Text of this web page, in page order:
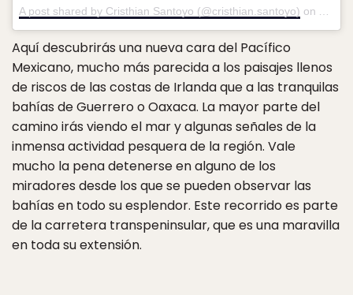
A post shared by Cristhian Santoyo (@cristhian.santoyo) on
Aquí descubrirás una nueva cara del Pacífico
Mexicano, mucho más parecida a los paisajes llenos
de riscos de las costas de Irlanda que a las tranquilas
bahías de Guerrero o Oaxaca. La mayor parte del
camino irás viendo el mar y algunas señales de la
inmensa actividad pesquera de la región. Vale
mucho la pena detenerse en alguno de los
miradores desde los que se pueden observar las
bahías en todo su esplendor. Este recorrido es parte
de la carretera transpeninsular, que es una maravilla
en toda su extensión.